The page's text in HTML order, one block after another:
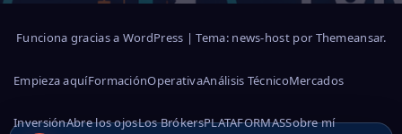
Funciona gracias a WordPress |Tema: news-host por Themeansar.
Empieza aquíFormaciónOperativaAnálisis TécnicoMercados
InversiónAbre los ojosLos BrókersPLATAFORMASSobre mí